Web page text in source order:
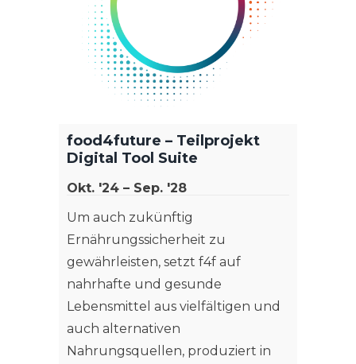
food4future – Teilprojekt
Digital Tool Suite
Okt. '24 – Sep. '28
Um auch zukünftig
Ernährungssicherheit zu
gewährleisten, setzt f4f auf
nahrhafte und gesunde
Lebensmittel aus vielfältigen und
auch alternativen
Nahrungsquellen, produziert in